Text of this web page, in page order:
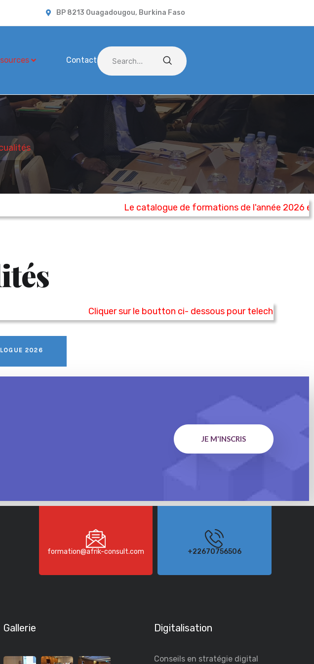
BP 8213 Ouagadougou, Burkina Faso
Contact
Le catalogue de formations de l'année 2026 est
Cliquer sur le boutton ci- dessous pour telecharger le
2026
JE M'INSCRIS
formation@afrik-consult.com +22670756506
Gallerie Digitalisation
Conseils en stratégie digital